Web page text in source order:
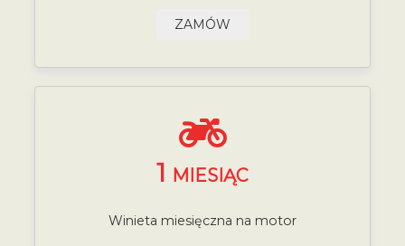
ZAMÓW
1 MIESIĄC
Winieta miesięczna na motor